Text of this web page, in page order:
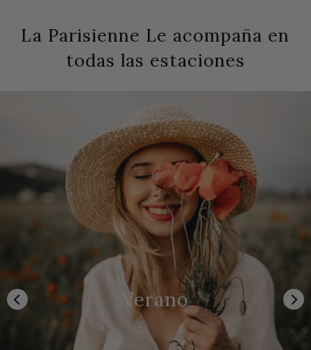
La Parisienne Le acompaña en
todas las estaciones
Verano